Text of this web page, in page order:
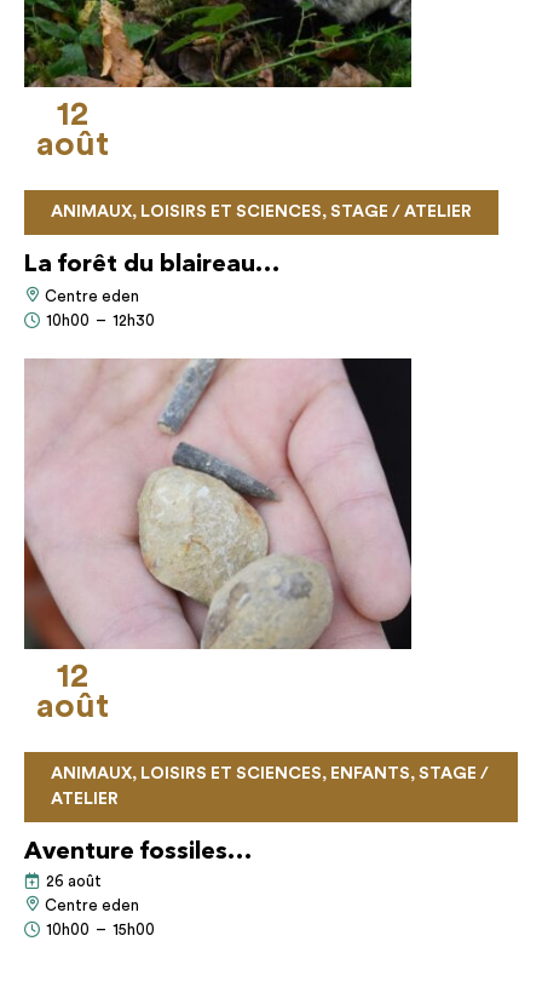
ANIMAUX, LOISIRS ET SCIENCES, STAGE / ATELIER
La forêt du blaireau…
Centre eden
10h00 – 12h30
12
août
ANIMAUX, LOISIRS ET SCIENCES, ENFANTS, STAGE /
ATELIER
Aventure fossiles…
26 août
Centre eden
10h00 – 15h00
12
août